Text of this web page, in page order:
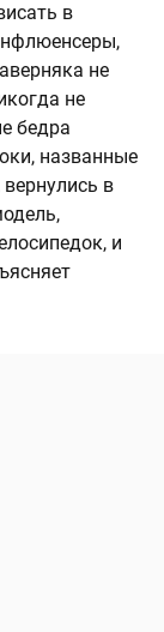
в
не
не
бедра
названные
вернулись в
и